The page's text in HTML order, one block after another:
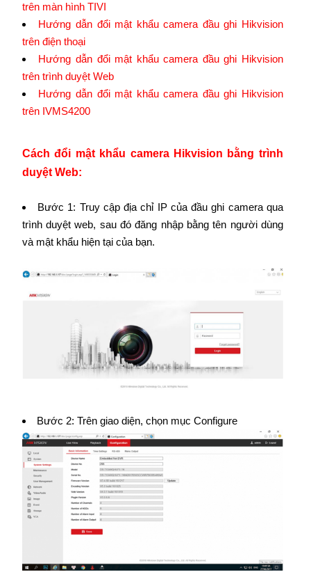
trên màn hình TIVI
Hướng dẫn đổi mật khẩu camera đầu ghi Hikvision
trên điện thoại
Hướng dẫn đổi mật khẩu camera đầu ghi Hikvision
trên trình duyệt Web
Hướng dẫn đổi mật khẩu camera đầu ghi Hikvision
trên IVMS4200
Cách đổi mật khẩu camera Hikvision bằng trình
duyệt Web:
Bước 1: Truy cập địa chỉ IP của đầu ghi camera qua
trình duyệt web, sau đó đăng nhập bằng tên người dùng
và mật khẩu hiện tại của bạn.
Bước 2: Trên giao diện, chọn mục Configure